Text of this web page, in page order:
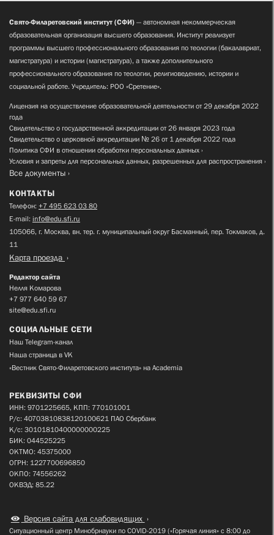
Свято-Филаретовский институт (СФИ) — автономная некоммерческая
образовательная организация высшего образования. Институт реализует
программы высшего профессионального образования по теологии (бакалавриат,
магистратура) и истории (магистратура), а также дополнительного
профессионального образования по теологии, религиоведению, истории и
социальной работе. Учредитель: РОО «Сретение».
Лицензия на осуществление образовательной деятельности от 29 декабря 2022
года
Свидетельство о государственной аккредитации от 26 января 2023 года
Свидетельство о церковной аккредитации № 26 от 1 декабря 2022 года
Политика СФИ в отношении обработки персональных данных
Условия и запреты для персональных данных, разрешенных для распространения
Все документы
КОНТАКТЫ
Телефон: +7 495 623 03 80
E-mail: info@edu.sfi.ru
105066, г. Москва, вн. тер. г. муниципальный округ Басманный, пер. Токмаков, д.
11
Карта проезда
Редактор сайта
Нелля Комарова
+7 977 640 59 67
site@edu.sfi.ru
СОЦИАЛЬНЫЕ СЕТИ
Наш Telegram-канал
Наша страница в VK
«Вестник Свято-Филаретовского института» на Academia
РЕКВИЗИТЫ СФИ
ИНН: 9701225665, КПП: 770101001
Р/с: 40703810838120100621 ПАО Сбербанк
К/с: 30101810400000000225
БИК: 044525225
ОКТМО: 45375000
ОГРН: 1227700696850
ОКПО: 74556262
ОКВЭД: 85.22
Версия сайта для слабовидящих
Ситуационный центр Минобрнауки по COVID-2019 («Горячая линия» с 8:00 до